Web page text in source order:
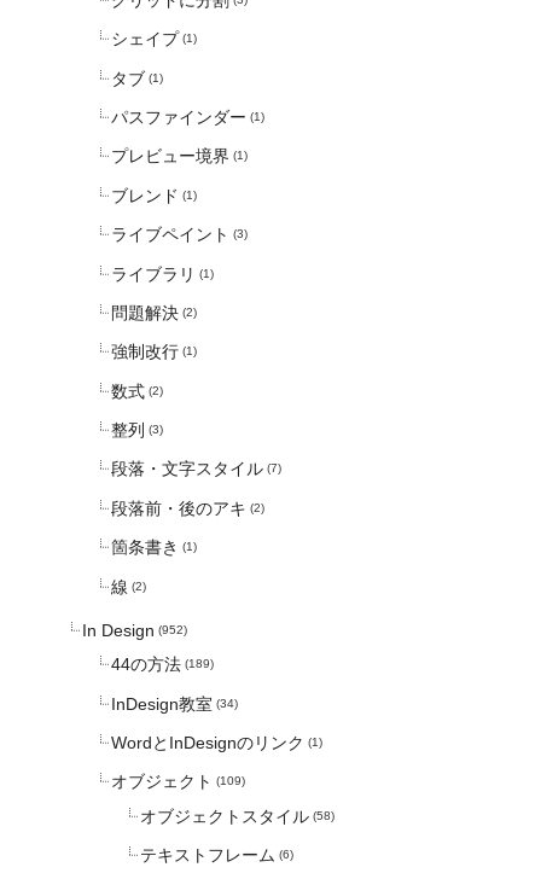
シェイプ (1)
タブ (1)
パスファインダー (1)
プレビュー境界 (1)
ブレンド (1)
ライブペイント (3)
ライブラリ (1)
問題解決 (2)
強制改行 (1)
数式 (2)
整列 (3)
段落・文字スタイル (7)
段落前・後のアキ (2)
箇条書き (1)
線 (2)
In Design (952)
44の方法 (189)
InDesign教室 (34)
WordとInDesignのリンク (1)
オブジェクト (109)
オブジェクトスタイル (58)
テキストフレーム (6)